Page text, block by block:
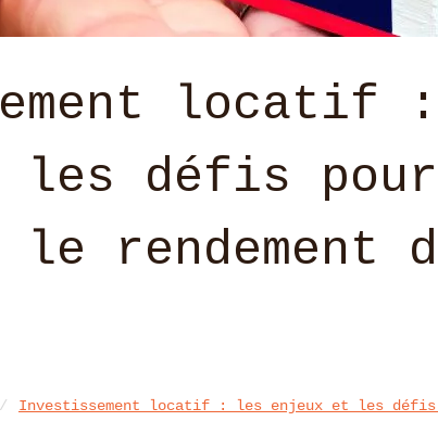
locatif
les défis pour
rendement
Investissement locatif : les enjeux et les